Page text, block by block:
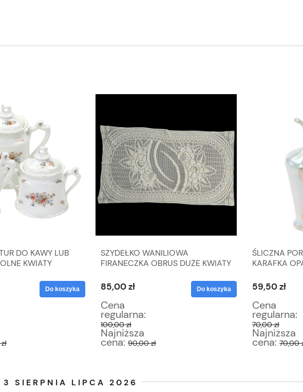
DO KAWY LUB
KWIATY
Do koszyka
SZYDEŁKO WANILIOWA
FIRANECZKA OBRUS DUŻE KWIATY
85,00 zł
Cena
regularna:
100,00 zł
Najniższa
cena: 90,00 zł
Do koszyka
ŚLICZNA
KARAFKA
59,50 zł
Cena
regularna:
70,00 zł
Najniższa
cena: 70,00
3 SIERPNIA LIPCA 2026